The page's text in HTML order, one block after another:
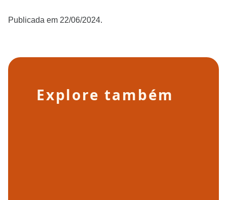
Publicada em 22/06/2024.
Explore também